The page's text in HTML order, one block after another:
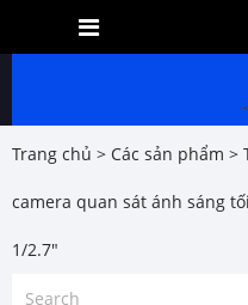
Trang chủ > Các sản phẩm >
camera quan sát ánh sáng
1/2.7"